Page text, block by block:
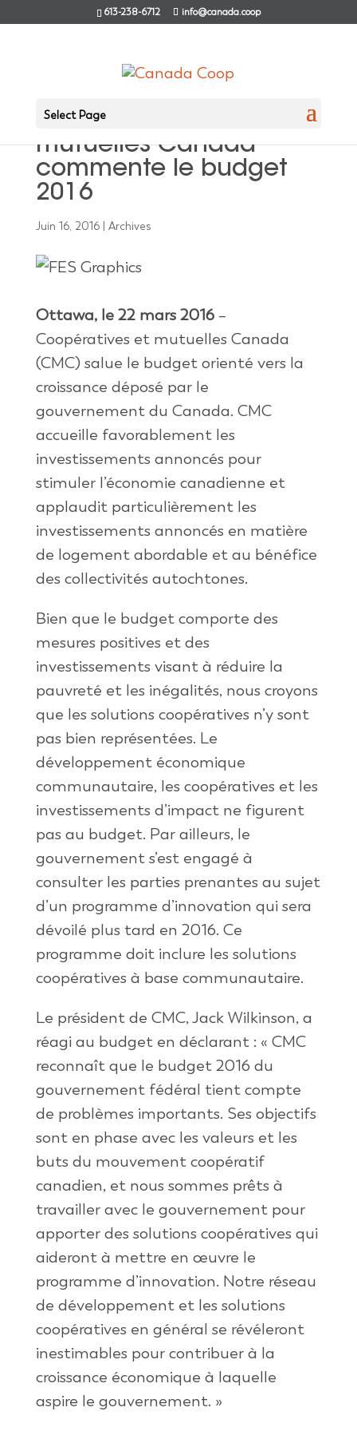
613-238-6712 info@canada.coop
Select Page
Coopératives et
mutuelles Canada
commente le budget
2016
Juin 16, 2016| Archives
Ottawa, le 22 mars 2016–
Coopératives et mutuelles Canada
(CMC) salue le budget orienté vers la
croissance déposé par le
gouvernement du Canada. CMC
accueille favorablement les
investissements annoncés pour
stimuler l’économie canadienne et
applaudit particulièrement les
investissements annoncés en matière
de logement abordable et au bénéfice
des collectivités autochtones.
Bien que le budget comporte des
mesures positives et des
investissements visant à réduire la
pauvreté et les inégalités, nous croyons
que les solutions coopératives n’y sont
pas bien représentées. Le
développement économique
communautaire, les coopératives et les
investissements d’impact ne figurent
pas au budget. Par ailleurs, le
gouvernement s’est engagé à
consulter les parties prenantes au sujet
d’un programme d’innovation qui sera
dévoilé plus tard en 2016. Ce
programme doit inclure les solutions
coopératives à base communautaire.
Le président de CMC, Jack Wilkinson, a
réagi au budget en déclarant : « CMC
reconnaît que le budget 2016 du
gouvernement fédéral tient compte
de problèmes importants. Ses objectifs
sont en phase avec les valeurs et les
buts du mouvement coopératif
canadien, et nous sommes prêts à
travailler avec le gouvernement pour
apporter des solutions coopératives qui
aideront à mettre en œuvre le
programme d’innovation. Notre réseau
de développement et les solutions
coopératives en général se révéleront
inestimables pour contribuer à la
croissance économique à laquelle
aspire le gouvernement. »